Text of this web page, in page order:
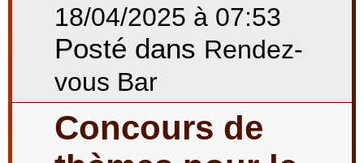
18/04/2025 à 07:53
Posté dans Rendez-
vous Bar
Concours de